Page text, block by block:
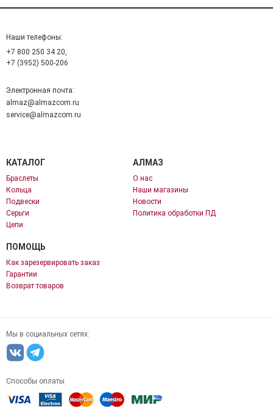
Наши телефоны:
+7 800 250 34 20,
+7 (3952) 500-206
Электронная почта:
almaz@almazcom.ru
service@almazcom.ru
КАТАЛОГ
Браслеты
Кольца
Подвески
Серьги
Цепи
АЛМАЗ
О нас
Наши магазины
Новости
Политика обработки ПД
ПОМОЩЬ
Как зарезервировать заказ
Гарантии
Возврат товаров
Мы в социальных сетях:
Способы оплаты